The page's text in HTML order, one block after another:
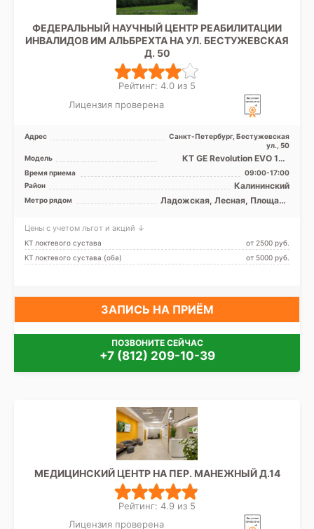
ФЕДЕРАЛЬНЫЙ НАУЧНЫЙ ЦЕНТР РЕАБИЛИТАЦИИ
ИНВАЛИДОВ ИМ АЛЬБРЕХТА НА УЛ. БЕСТУЖЕВСКАЯ
Д. 50
Рейтинг: 4.0 из 5
Лицензия проверена
Адрес
Санкт-Петербург, Бестужевская
ул., 50
Модель
КТ GE Revolution EVO 128
срезов, УЗИ экспертного
класса
Время приема
09:00-17:00
Район
Калининский
Метро рядом
Ладожская, Лесная, Площадь
Цены с учетом льгот и акций ↓
КТ локтевого сустава
от 2500 pуб.
КТ локтевого сустава (оба)
от 5000 pуб.
ЗАПИСЬ НА ПРИЁМ
ПОЗВОНИТЕ СЕЙЧАС
+7 (812) 209-10-39
МЕДИЦИНСКИЙ ЦЕНТР НА ПЕР. МАНЕЖНЫЙ Д.14
Рейтинг: 4.9 из 5
Лицензия проверена